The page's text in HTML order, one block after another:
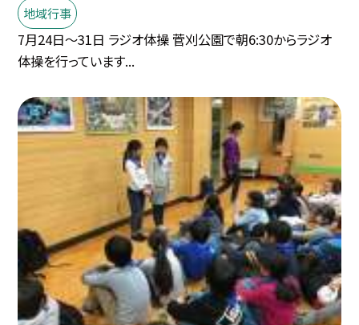
地域行事
7月24日〜31日 ラジオ体操 菅刈公園で朝6:30からラジオ
体操を行っています...